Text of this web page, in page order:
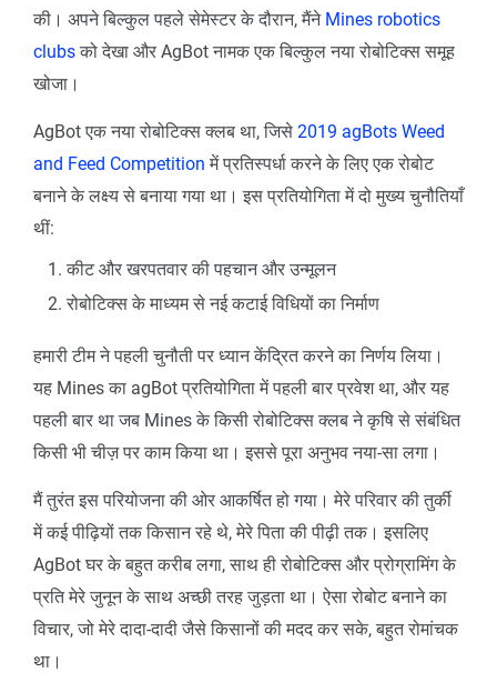
की। अपने बिल्कुल पहले सेमेस्टर के दौरान, मैंने Mines robotics
clubsको देखा और AgBot नामक एक बिल्कुल नया रोबोटिक्स समूह
खोजा।
AgBot एक नया रोबोटिक्स क्लब था, जिसे 2019 agBots Weed
and Feed Competition में प्रतिस्पर्धा करने के लिए एक रोबोट
बनाने के लक्ष्य से बनाया गया था। इस प्रतियोगिता में दो मुख्य चुनौतियाँ
थीं:
कीट और खरपतवार की पहचान और उन्मूलन
रोबोटिक्स के माध्यम से नई कटाई विधियों का निर्माण
हमारी टीम ने पहली चुनौती पर ध्यान केंद्रित करने का निर्णय लिया।
यह Mines का agBot प्रतियोगिता में पहली बार प्रवेश था, और यह
पहली बार था जब Mines के किसी रोबोटिक्स क्लब ने कृषि से संबंधित
किसी भी चीज़ पर काम किया था। इससे पूरा अनुभव नया-सा लगा।
मैं तुरंत इस परियोजना की ओर आकर्षित हो गया। मेरे परिवार की तुर्की
में कई पीढ़ियों तक किसान रहे थे, मेरे पिता की पीढ़ी तक। इसलिए
AgBot घर के बहुत करीब लगा, साथ ही रोबोटिक्स और प्रोग्रामिंग के
प्रति मेरे जुनून के साथ अच्छी तरह जुड़ता था। ऐसा रोबोट बनाने का
विचार, जो मेरे दादा-दादी जैसे किसानों की मदद कर सके, बहुत रोमांचक
था।